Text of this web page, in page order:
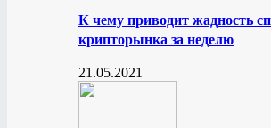
К чему приводит жадность
крипторынка за неделю
21.05.2021